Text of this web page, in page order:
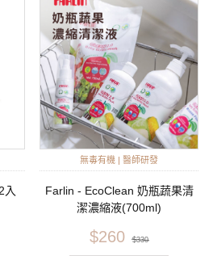
入
無毒有機 | 醫師研發
Farlin - EcoClean 奶瓶蔬果清
潔濃縮液(700ml)
$260 $330